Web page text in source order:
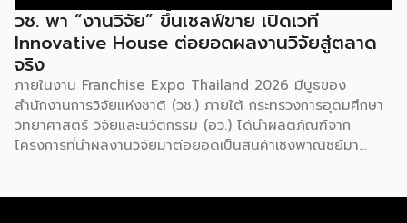
วช. พา “งานวิจัย” ขึ้นเชลฟ์ขาย เปิดเวที
Innovative House ต่อยอดผลงานวิจัยสู่ตลาด
จริง
ภายในงาน Franchise Expo Thailand 2026 มีบูธของ
สำนักงานการวิจัยแห่งชาติ (วช.) ภายใต้ กระทรวงการอุดมศึกษา
วิทยาศาสตร์ วิจัยและนวัตกรรม (อว.) ได้นำผลิตภัณฑ์จาก
โครงการที่นำผลงานวิจัยมาต่อยอดเป็นสินค้าเชิงพาณิชย์มา